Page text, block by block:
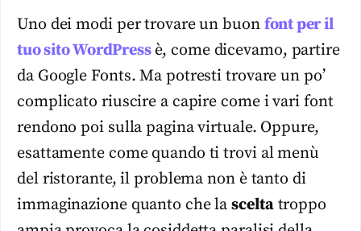
Uno dei modi per trovare un buon font per il
tuo sito WordPressè, come dicevamo, partire
da Google Fonts. Ma potresti trovare un po’
complicato riuscire a capire come i vari font
rendono poi sulla pagina virtuale. Oppure,
esattamente come quando ti trovi al menù
del ristorante, il problema non è tanto di
immaginazione quanto che lasceltatroppo